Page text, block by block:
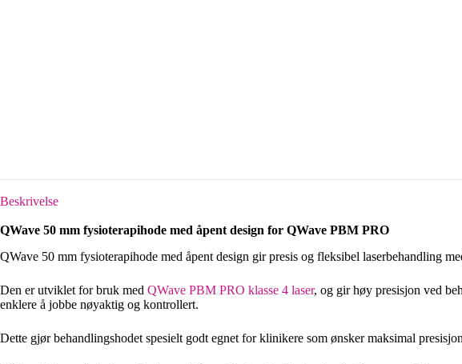
Beskrivelse
QWave 50 mm fysioterapihode med åpent design for QWave PBM PRO
QWave 50 mm fysioterapihode med åpent design gir presis og fleksibel laserbehandling
Den er utviklet for bruk med QWave PBM PRO klasse 4 laser, og gir høy presisjon ved
enklere å jobbe nøyaktig og kontrollert.
Dette gjør behandlingshodet spesielt godt egnet for klinikere som ønsker maksimal